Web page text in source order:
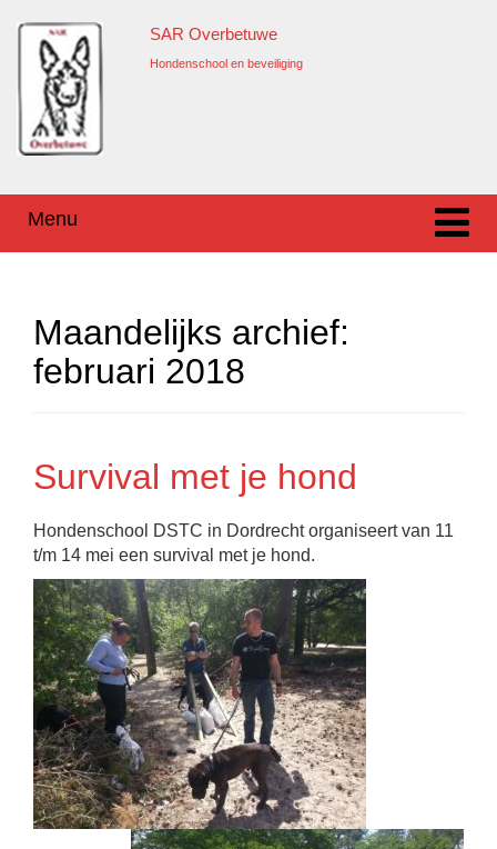
inhoud
hoofdmenu
SAR Overbetuwe
Hondenschool en beveiliging
Menu
Maandelijks archief:
februari 2018
Survival met je hond
Hondenschool DSTC in Dordrecht organiseert van 11
t/m 14 mei een survival met je hond.